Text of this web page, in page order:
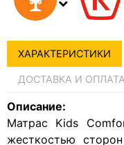
ХАРАКТЕРИСТИКИ
ДОСТАВКА И ОПЛАТА
Описание:
Матрас Kids
жесткостью